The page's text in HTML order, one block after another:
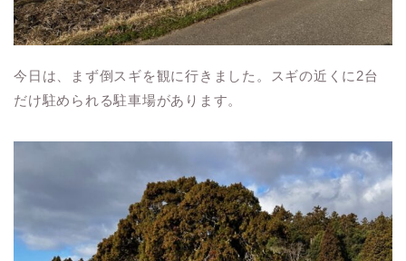
今日は、まず倒スギを観に行きました。スギの近くに2台
だけ駐められる駐車場があります。